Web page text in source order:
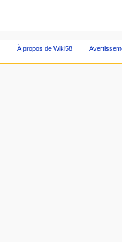
À propos de Wiki58